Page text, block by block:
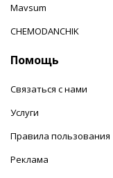
Mavsum
CHEMODANCHIK
Помощь
Связаться с нами
Услуги
Правила пользования
Реклама